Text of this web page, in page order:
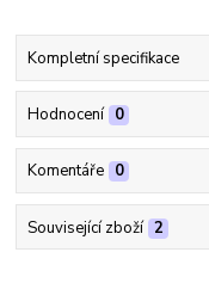
Kompletní specifikace
Hodnocení 0
Komentáře 0
Související zboží 2